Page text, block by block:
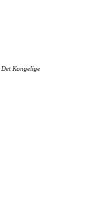
Det Kongelige